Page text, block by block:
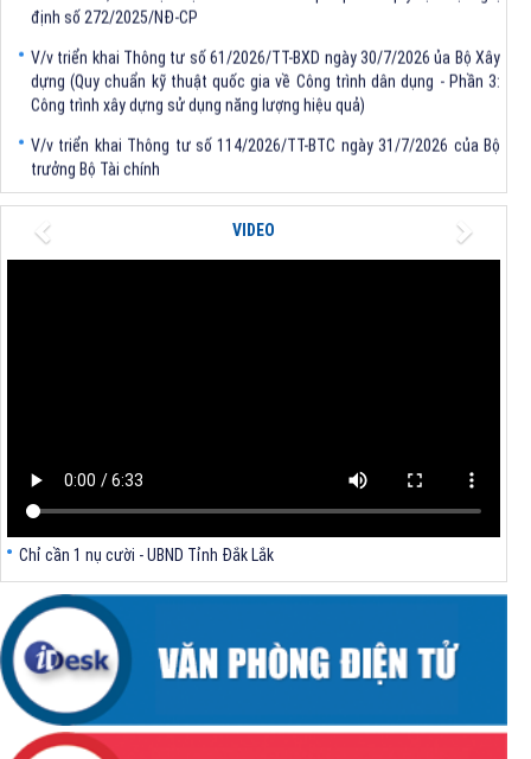
dựng (Quy chuẩn kỹ thuật quốc gia về Công trình dân dụng - Phần 3:
Công trình xây dựng sử dụng năng lượng hiệu quả)
trưởng Bộ Tài chính
trưởng Bộ Xây dựng
VIDEO
Previous Next
Chỉ cần 1 nụ cười - UBND Tỉnh Đắk Lắk